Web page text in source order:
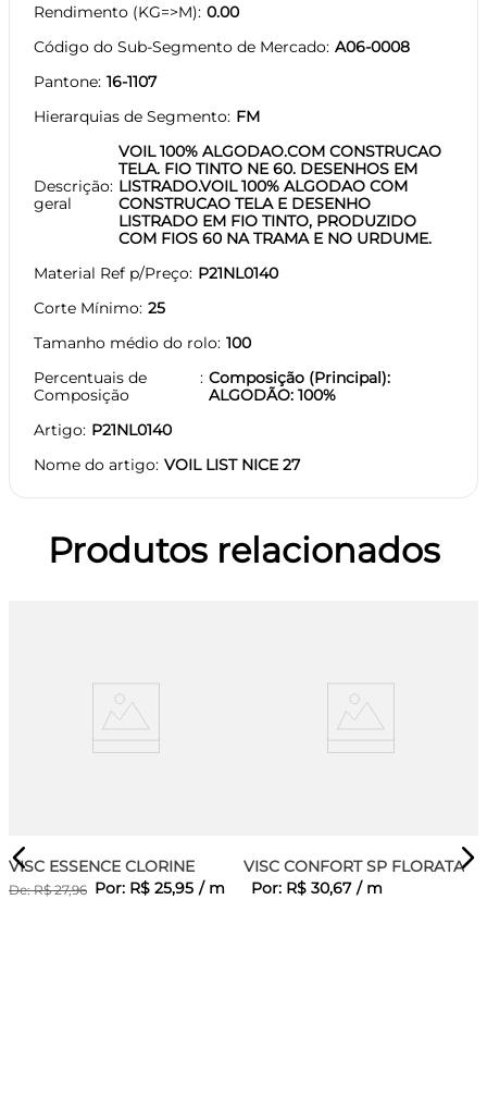
Rendimento (KG=>M) 0.00
Código do Sub-Segmento de Mercado A06-0008
Pantone 16-1107
Hierarquias de Segmento FM
Descrição
geral
VOIL 100% ALGODAO.COM CONSTRUCAO
TELA. FIO TINTO NE 60. DESENHOS EM
LISTRADO.VOIL 100% ALGODAO COM
CONSTRUCAO TELA E DESENHO
LISTRADO EM FIO TINTO, PRODUZIDO
COM FIOS 60 NA TRAMA E NO URDUME.
Material Ref p/Preço P21NL0140
Corte Mínimo 25
Tamanho médio do rolo 100
Percentuais de
Composição
Composição (Principal):
ALGODÃO: 100%
Artigo P21NL0140
Nome do artigo VOIL LIST NICE 27
Produtos relacionados
VISC ESSENCE CLORINE
De:R$ 27,96 Por: R$ 25,95 / m
VISC CONFORT SP FLORATA
Por: R$ 30,67 / m